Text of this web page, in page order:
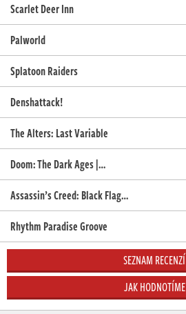
Scarlet Deer Inn
Palworld
Splatoon Raiders
Denshattack!
The Alters: Last Variable
Doom: The Dark Ages |…
Assassin’s Creed: Black Flag…
Rhythm Paradise Groove
SEZNAM RECENZÍ
JAK HODNOTÍME